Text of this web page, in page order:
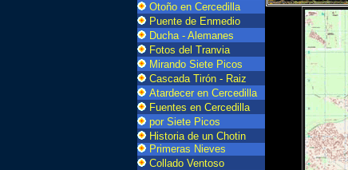
Otoño en Cercedilla
Puente de Enmedio
Ducha - Alemanes
Fotos del Tranvia
Mirando Siete Picos
Cascada Tirón - Raiz
Atardecer en Cercedilla
Fuentes en Cercedilla
por Siete Picos
Historia de un Chotin
Primeras Nieves
Collado Ventoso